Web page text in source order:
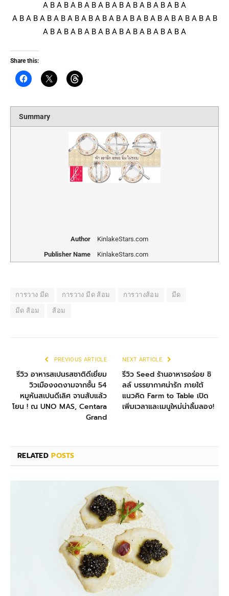
A B A B A B A B A B A B A B A B A B A B A
A B A B A B A B A B A B A B A B A B A B A B A B A B A B A B
A B A B A B A B A B A B A B A B A B A B A
Share this:
Summary
Author
KinlakeStars.com
Publisher Name
KinlakeStars.com
การวาง มีด การวาง มีด ส้อม การวางส้อม มีด
มีด ส้อม ส้อม
PREVIOUS ARTICLE
รีวิว อาหารสเปนรสชาติดีเยี่ยม
วิวเมืองงดงามจากชั้น 54
หมูหันสเปนดีเลิศ จานสับแล้ว
โยน ! ณ UNO MAS, Centara
Grand
NEXT ARTICLE
รีวิว Seed ร้านอาหารอร่อย ชิ
ลล์ บรรยากาศน่ารัก ภายใต้
แนวคิด Farm to Table เปิด
เพิ่มเวลาและเมนูใหม่น่าลิ้มลอง!
RELATEDPOSTS